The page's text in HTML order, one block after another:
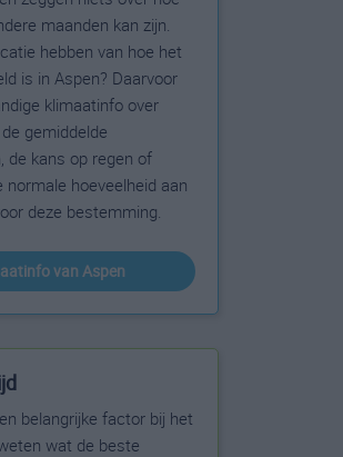
maanden kan zijn.
hebben van hoe het
is in Aspen? Daarvoor
klimaatinfo over
gemiddelde
de kans op regen of
normale hoeveelheid aan
deze bestemming.
van Aspen
belangrijke factor bij het
wat de beste